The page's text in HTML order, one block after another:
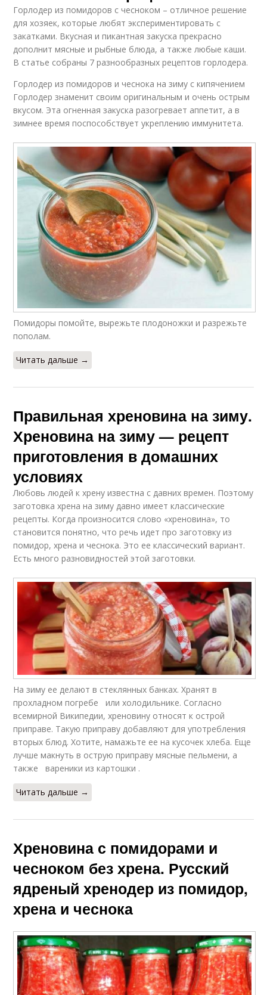
Горлодер из помидоров с чесноком – отличное решение
для хозяек, которые любят экспериментировать с
закатками. Вкусная и пикантная закуска прекрасно
дополнит мясные и рыбные блюда, а также любые каши.
В статье собраны 7 разнообразных рецептов горлодера.
Горлодер из помидоров и чеснока на зиму с кипячением
Горлодер знаменит своим оригинальным и очень острым
вкусом. Эта огненная закуска разогревает аппетит, а в
зимнее время поспособствует укреплению иммунитета.
Помидоры помойте, вырежьте плодоножки и разрежьте
пополам.
Читать дальше →
Правильная хреновина на зиму.
Хреновина на зиму — рецепт
приготовления в домашних
условиях
Любовь людей к хрену известна с давних времен. Поэтому
заготовка хрена на зиму давно имеет классические
рецепты. Когда произносится слово «хреновина», то
становится понятно, что речь идет про заготовку из
помидор, хрена и чеснока. Это ее классический вариант.
Есть много разновидностей этой заготовки.
На зиму ее делают в стеклянных банках. Хранят в
прохладном погребе или холодильнике. Согласно
всемирной Википедии, хреновину относят к острой
приправе. Такую приправу добавляют для употребления
вторых блюд. Хотите, намажьте ее на кусочек хлеба. Еще
лучше макнуть в острую приправу мясные пельмени, а
также вареники из картошки .
Читать дальше →
Хреновина с помидорами и
чесноком без хрена. Русский
ядреный хренодер из помидор,
хрена и чеснока